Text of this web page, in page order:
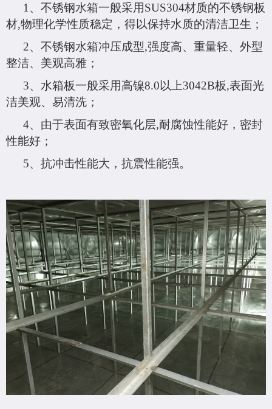
1、不锈钢水箱一般采用SUS304材质的不锈钢板
材,物理化学性质稳定，得以保持水质的清洁卫生；
2、不锈钢水箱冲压成型,强度高、重量轻、外型
整洁、美观高雅；
3、水箱板一般采用高镍8.0以上3042B板,表面光
洁美观、易清洗；
4、由于表面有致密氧化层,耐腐蚀性能好，密封
性能好；
5、抗冲击性能大，抗震性能强。